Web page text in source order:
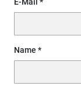
Name